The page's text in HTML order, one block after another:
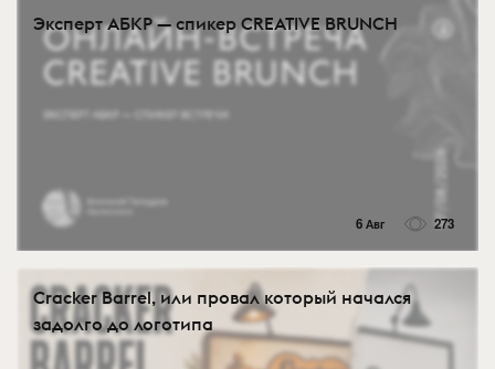
Эксперт АБКР — спикер CREATIVE BRUNCH
6 Авг 273
Cracker Barrel, или провал который начался
задолго до логотипа